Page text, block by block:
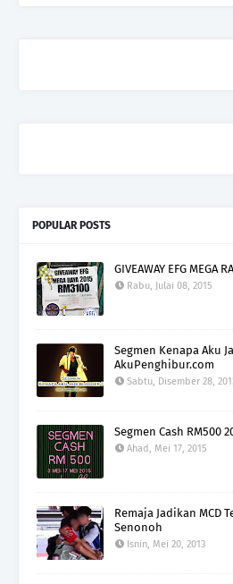
POPULAR POSTS
GIVEAWAY EFG MEGA
Rabu, Julai 08, 2015
Segmen Kenapa Aku
AkuPenghibur.com
Sabtu, Disember 28,
Segmen Cash RM500
Ahad, Mei 17, 2015
Remaja Jadikan MCD
Senonoh
Isnin, Mei 20, 2013